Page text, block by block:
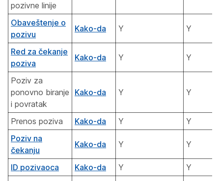
pozivne linije
Obaveštenje o
pozivu
Kako-da Y Y
Red za čekanje
poziva
Kako-da Y Y
Poziv za
ponovno biranje
i povratak
Kako-da Y Y
Prenos poziva Kako-da Y
Y
Poziv na
čekanju
Kako-da Y Y
ID pozivaoca Kako-da Y
Y